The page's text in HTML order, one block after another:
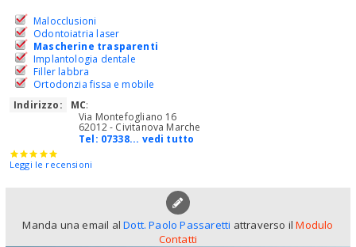
Malocclusioni
Odontoiatria laser
Mascherine trasparenti
Implantologia dentale
Filler labbra
Ortodonzia fissa e mobile
Indirizzo:
MC:
Via Montefogliano 16
62012 - Civitanova Marche
Tel: 07338... vedi tutto
Leggi le recensioni
Manda una email alDott. Paolo Passaretti attraverso ilModulo
Contatti